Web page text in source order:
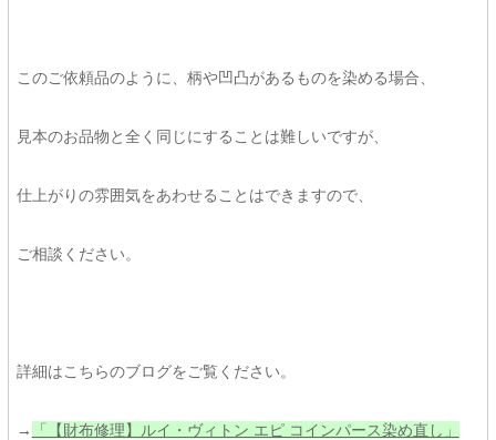
このご依頼品のように、柄や凹凸があるものを染める場合、
見本のお品物と全く同じにすることは難しいですが、
仕上がりの雰囲気をあわせることはできますので、
ご相談ください。
詳細はこちらのブログをご覧ください。
→ 「【財布修理】ルイ・ヴィトン エピ コインパース染め直し」